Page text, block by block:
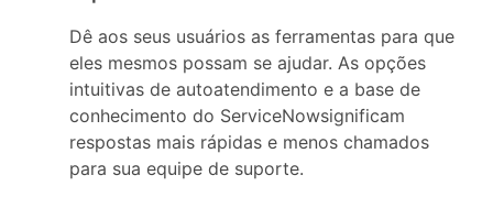
Dê aos seus usuários as ferramentas para que
eles mesmos possam se ajudar. As opções
intuitivas de autoatendimento e a base de
conhecimento do ServiceNowsignificam
respostas mais rápidas e menos chamados
para sua equipe de suporte.